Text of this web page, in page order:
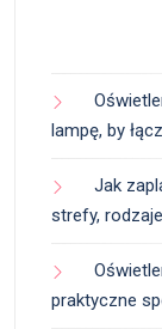
lampę, by
Jak
strefy,
praktyczne